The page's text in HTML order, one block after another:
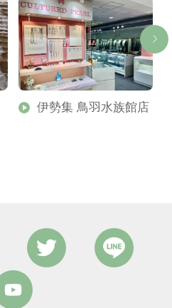
伊勢集 鳥羽水族館店